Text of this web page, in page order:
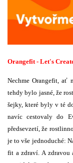
Orangefit - Let's
Nechme Orangefit, ať
tehdy bylo jasné, že
šejky, které byly v té
navíc cestovaly do
předsevzetí, že
je to vše jednoduché:
fit a zdraví. A zdravou